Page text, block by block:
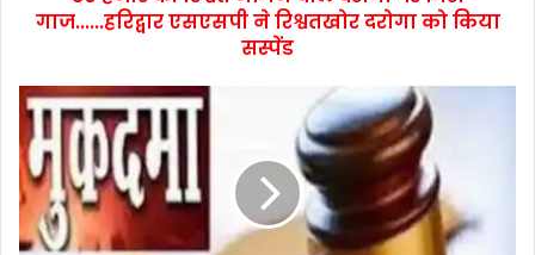
गाज......हरिद्वार एसएसपी ने रिश्वतखोर दरोगा को किया
सस्पेंड